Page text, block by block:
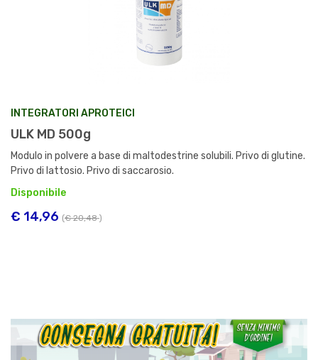
INTEGRATORI APROTEICI
ULK MD 500g
Modulo in polvere a base di maltodestrine solubili. Privo di glutine.
Privo di lattosio. Privo di saccarosio.
Disponibile
€ 14,96 (€ 20,48)